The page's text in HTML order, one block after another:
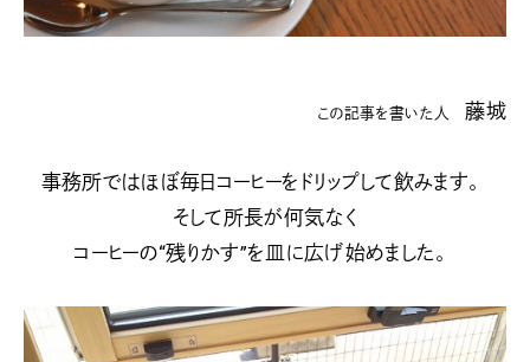
この記事を書いた人藤城
事務所ではほぼ毎日コーヒーをドリップして飲みます。
そして所長が何気なく
コーヒーの“残りかす”を皿に広げ始めました。